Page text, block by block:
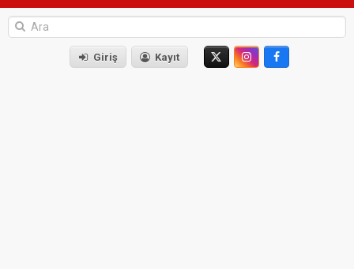
Giriş Kayıt